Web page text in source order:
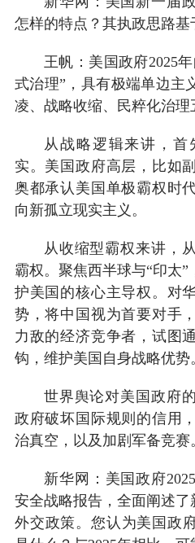
怎样的特点？其执政思路基
王帆：美国政府2025
式治理”，具有极端单边主
凌、战略收缩、民粹化治理
从战略逻辑来讲，
实。美国政府高层，比如
奥都承认美国单极霸权时
向新孤立现实主义。
从收缩型霸权来讲，
霸权。聚焦西半球与“印太
护美国的核心主导权。对
势，将中国视为首要对手
力敌的经济竞争者，试图
钩，维护美国自身战略优势
世界舆论对美国政府
政府破坏国际规则的信用
治真空，以及加剧军备竞赛
新华网：美国政府
安全战略报告，全面阐述了
外交政策。您认为美国政